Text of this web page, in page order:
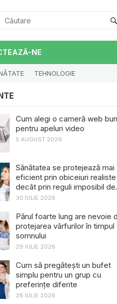
NE
TEHNOLOGIE
Cum alegi o cameră web
pentru apeluri video
5 AUGUST 2026
Sănătatea se protejează mai
eficient prin obiceiuri realiste
decât prin reguli imposibil de
menținut
30 IULIE 2026
Părul foarte lung are nevoie
protejarea vârfurilor în timpul
somnului
29 IULIE 2026
Cum să pregătești un bufet
simplu pentru un grup cu
preferințe diferite
28 IULIE 2026